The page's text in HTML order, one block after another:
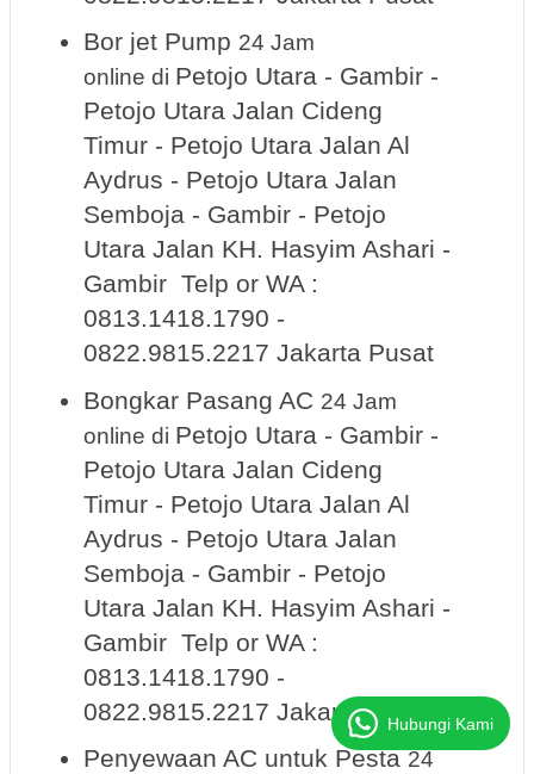
Bor jet Pump 24 Jam
online di Petojo Utara - Gambir -
Petojo Utara Jalan Cideng
Timur - Petojo Utara Jalan Al
Aydrus - Petojo Utara Jalan
Semboja - Gambir - Petojo
Utara Jalan KH. Hasyim Ashari -
Gambir Telp or WA :
0813.1418.1790 -
0822.9815.2217 Jakarta Pusat
Bongkar Pasang AC 24 Jam
online di Petojo Utara - Gambir -
Petojo Utara Jalan Cideng
Timur - Petojo Utara Jalan Al
Aydrus - Petojo Utara Jalan
Semboja - Gambir - Petojo
Utara Jalan KH. Hasyim Ashari -
Gambir Telp or WA :
0813.1418.1790 -
0822.9815.2217 Jakarta Pusat
Penyewaan AC untuk Pesta24
Hubungi Kami